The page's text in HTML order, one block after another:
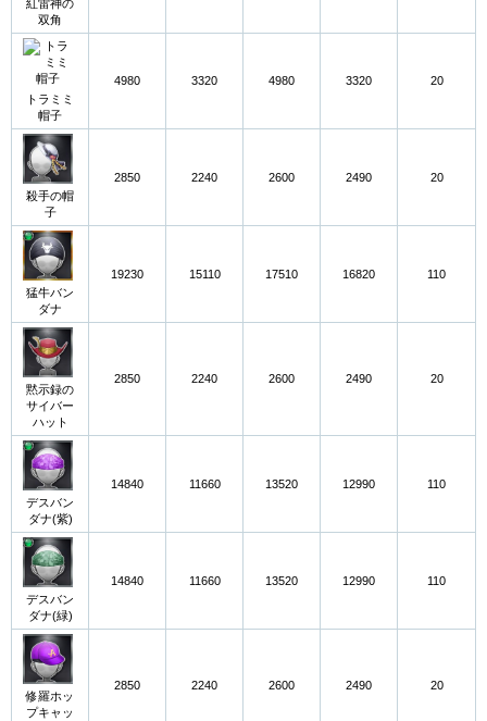
紅雷神の
双角
トラミミ
帽子
4980 3320 4980 3320 20
殺手の帽
子
2850 2240 2600 2490 20
猛牛バン
ダナ
19230 15110 17510 16820 110
黙示録の
サイバー
ハット
2850 2240 2600 2490 20
デスバン
ダナ(紫)
14840 11660 13520 12990 110
デスバン
ダナ(緑)
14840 11660 13520 12990 110
修羅ホッ
プキャッ
2850 2240 2600 2490 20